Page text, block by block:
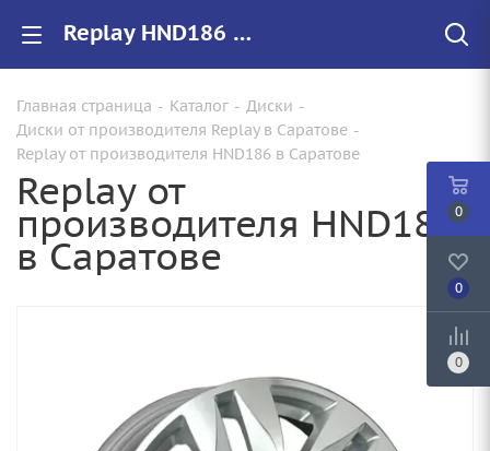
Replay HND186 купить в Саратове, низкие цены на автомобильные диски
Главная страница - Каталог - Диски -
Диски от производителя Replay в Саратове -
Replay от производителя HND186 в Саратове
Replay от
производителя HND186
в Саратове
0
0
0